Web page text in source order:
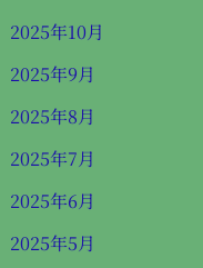
2025年10月
2025年9月
2025年8月
2025年7月
2025年6月
2025年5月